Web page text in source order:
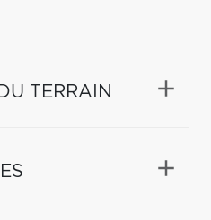
TERRAIN